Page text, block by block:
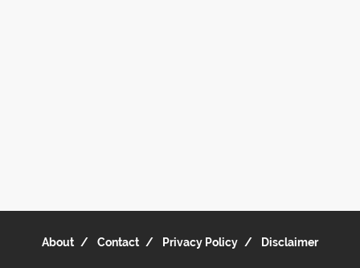
About Contact Privacy Policy Disclaimer